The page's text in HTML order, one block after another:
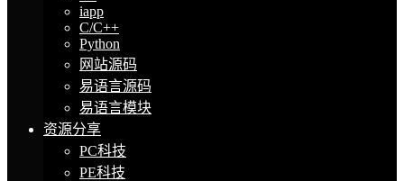
iapp
C/C++
Python
网站源码
易语言源码
易语言模块
资源分享
PC科技
PE科技